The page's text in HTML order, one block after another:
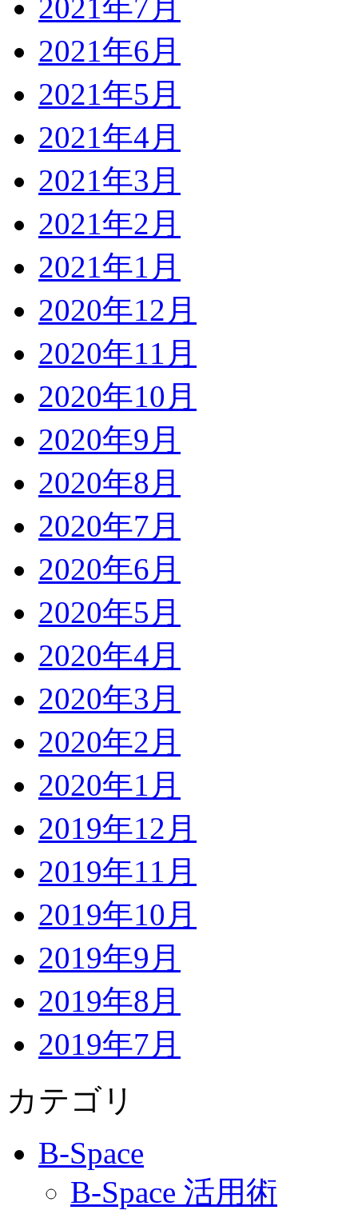
2021年7月
2021年6月
2021年5月
2021年4月
2021年3月
2021年2月
2021年1月
2020年12月
2020年11月
2020年10月
2020年9月
2020年8月
2020年7月
2020年6月
2020年5月
2020年4月
2020年3月
2020年2月
2020年1月
2019年12月
2019年11月
2019年10月
2019年9月
2019年8月
2019年7月
カテゴリ
B-Space
B-Space 活用術